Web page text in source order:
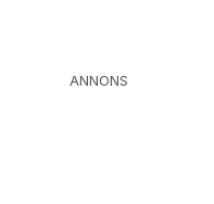
ANNONS